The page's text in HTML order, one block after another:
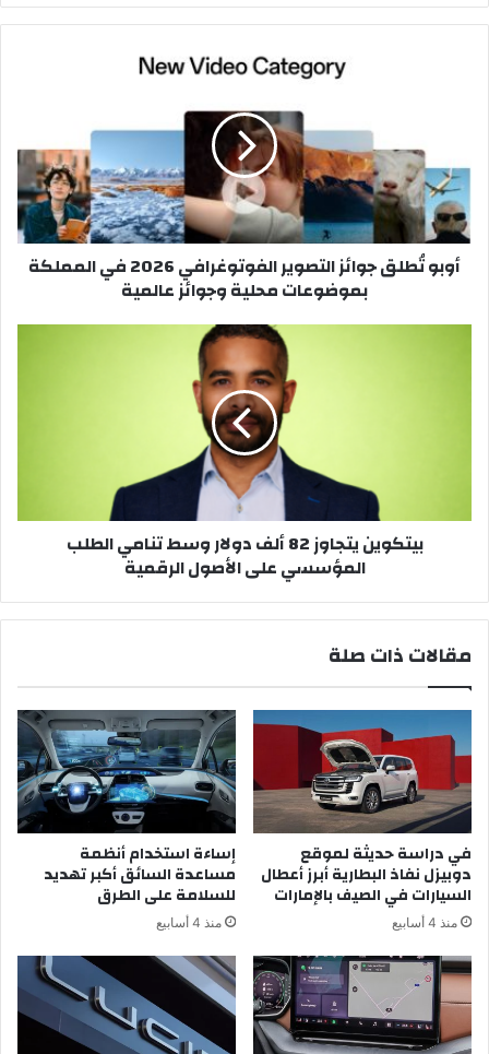
الفوتوغرافي
2026
في
المملكة
بموضوعات
محلية
أوبو تُطلق جوائز التصوير الفوتوغرافي 2026 في المملكة
بموضوعات محلية وجوائز عالمية
المؤسسي
بيتكوين يتجاوز 82 ألف دولار وسط تنامي الطلب
المؤسسي على الأصول الرقمية
مقالات ذات صلة
في دراسة حديثة لموقع
دوبيزل نفاذ البطارية أبرز أعطال
السيارات في الصيف بالإمارات
منذ 4 أسابيع
إساءة استخدام أنظمة
مساعدة السائق أكبر تهديد
للسلامة على الطرق
منذ 4 أسابيع